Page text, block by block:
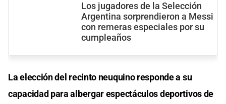
Los jugadores de la Selección
Argentina sorprendieron a Messi
con remeras especiales por su
cumpleaños
La elección del recinto neuquino responde a su
capacidad para albergar espectáculos deportivos de